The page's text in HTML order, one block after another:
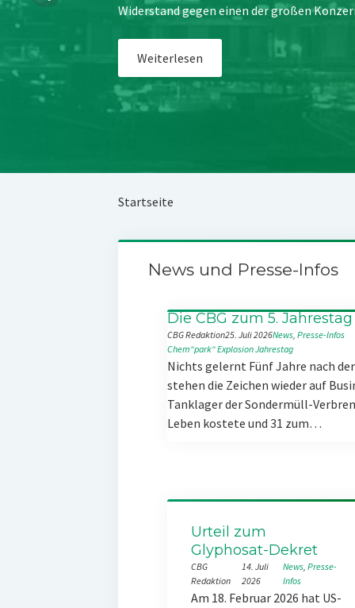
Widerstand gegen einen der großen
Weiterlesen
Startseite
News und Presse-Infos
Die CBG zum 5.
CBG Redaktion25. Juli 2026News, Presse-Infos
Chem“park“ExplosionJahrestag
Nichts gelernt Fünf Jahre nach
stehen die Zeichen wieder auf
Tanklager der Sondermüll-
Leben kostete und 31 zum…
Urteil zum
Glyphosat-Dekret
CBG
Redaktion
14. Juli
2026
News, Presse-
Infos
Am 18. Februar 2026 hat US-